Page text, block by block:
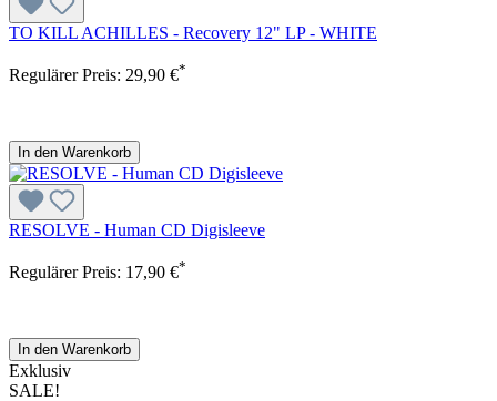
TO KILL ACHILLES - Recovery 12" LP - WHITE
Regulärer Preis: 29,90 €*
In den Warenkorb
RESOLVE - Human CD Digisleeve
Regulärer Preis: 17,90 €*
In den Warenkorb
Exklusiv
SALE!